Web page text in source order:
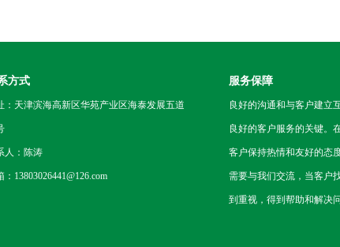
方式
：天津滨海高新区华苑产业区海泰发展五道
人：陈涛
：13803026441@126.com
服务保障
良好的沟通和与客户建立
良好的客户服务的关键。
客户保持热情和友好的态
需要与我们交流，当客户
到重视，得到帮助和解决问